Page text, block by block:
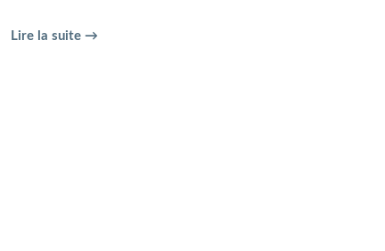
Lire la suite →